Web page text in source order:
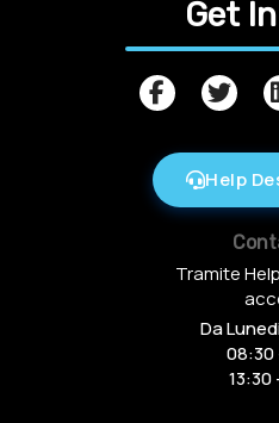
Get
Help
Tramite
Da
08:30
13:30